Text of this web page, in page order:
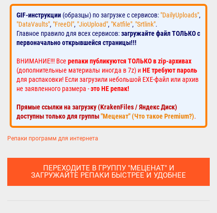
GIF-инструкции (образцы) по загрузке с сервисов: "DailyUploads",
"DataVaults", "FreeDl", "JioUpload", "Katfile", "Srtlink".
Главное правило для всех сервисов:загружайте файл ТОЛЬКО с
первоначально открывшейся страницы!!!
ВНИМАНИЕ!!! Все репаки публикуются ТОЛЬКО в zip-архивах
(дополнительные материалы иногда в 7z) иНЕ требуют пароль
для распаковки! Если загрузили небольшой EXE-файл или архив
не заявленного размера -это НЕ репак!
Прямые ссылки на загрузку (KrakenFiles / Яндекс Диск)
доступны только для группы"Меценат" (Что такое Premium?).
Репаки программ для интернета
ПЕРЕХОДИТЕ В ГРУППУ "МЕЦЕНАТ" И
ЗАГРУЖАЙТЕ РЕПАКИ БЫСТРЕЕ И УДОБНЕЕ